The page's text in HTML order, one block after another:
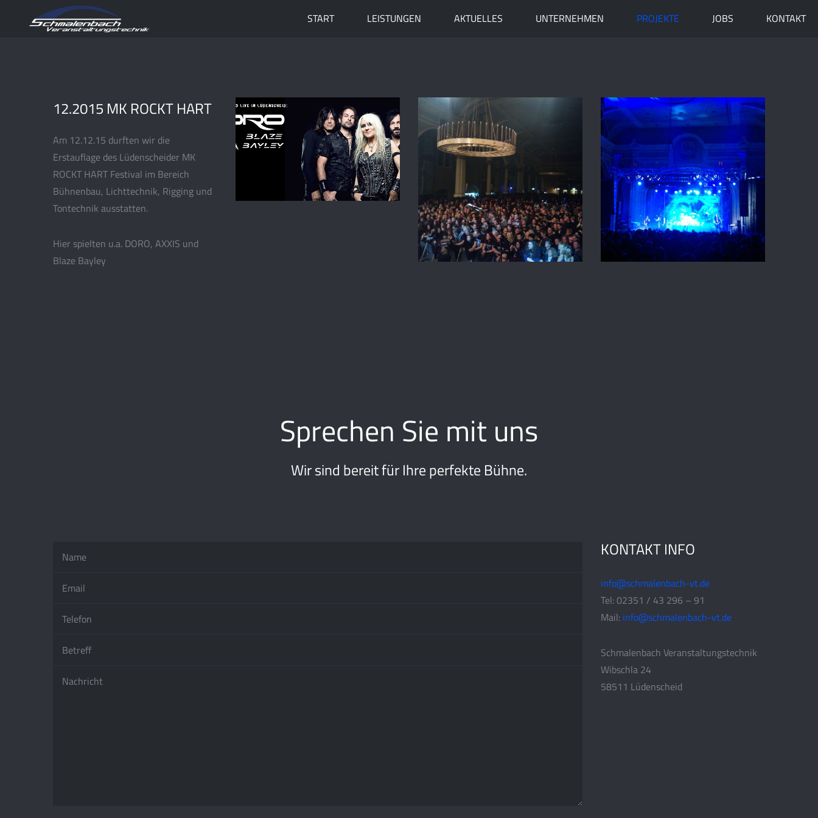
START LEISTUNGEN AKTUELLES UNTERNEHMEN PROJEKTE JOBS KONTAKT
12.2015 MK ROCKT HART
Am 12.12.15 durften wir die
Erstauflage des Lüdenscheider MK
ROCKT HART Festival im Bereich
Bühnenbau, Lichttechnik, Rigging und
Tontechnik ausstatten.
Hier spielten u.a. DORO, AXXIS und
Blaze Bayley
Sprechen Sie mit uns
Wir sind bereit für Ihre perfekte Bühne.
KONTAKT INFO
info@schmalenbach-vt.de
Tel: 02351 / 43 296 – 91
Mail: info@schmalenbach-vt.de
Schmalenbach Veranstaltungstechnik
Wibschla 24
58511 Lüdenscheid